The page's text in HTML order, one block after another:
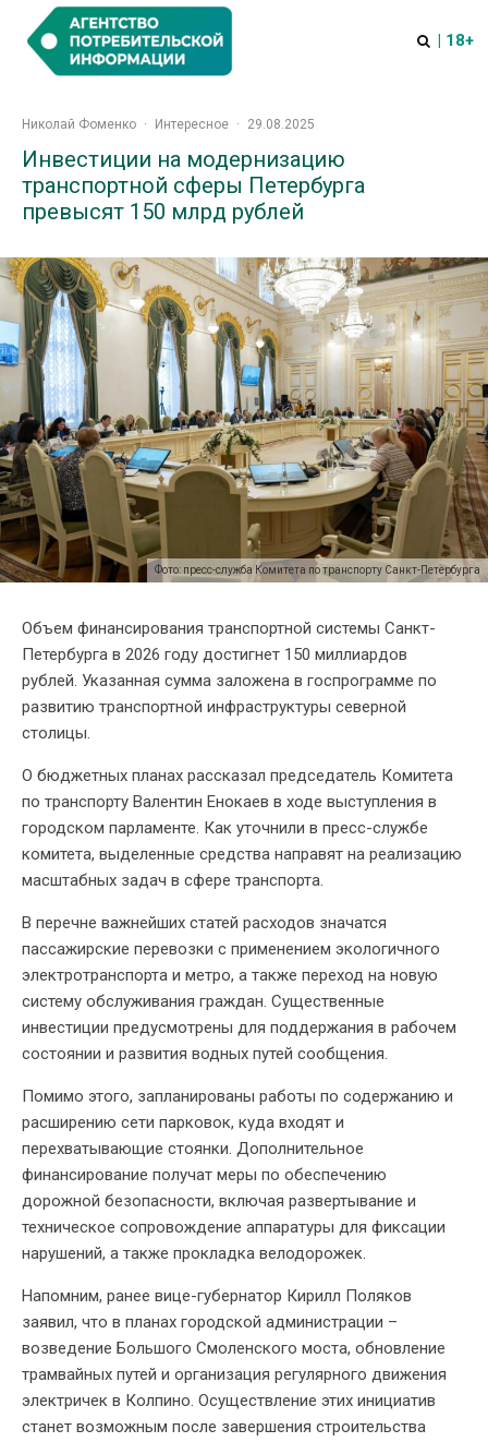
| 18+
Николай Фоменко · Интересное · 29.08.2025
Инвестиции на модернизацию
транспортной сферы Петербурга
превысят 150 млрд рублей
Фото: пресс-служба Комитета по транспорту Санкт-Петербурга
Объем финансирования транспортной системы Санкт-
Петербурга в 2026 году достигнет 150 миллиардов
рублей. Указанная сумма заложена в госпрограмме по
развитию транспортной инфраструктуры северной
столицы.
О бюджетных планах рассказал председатель Комитета
по транспорту Валентин Енокаев в ходе выступления в
городском парламенте. Как уточнили в пресс-службе
комитета, выделенные средства направят на реализацию
масштабных задач в сфере транспорта.
В перечне важнейших статей расходов значатся
пассажирские перевозки с применением экологичного
электротранспорта и метро, а также переход на новую
систему обслуживания граждан. Существенные
инвестиции предусмотрены для поддержания в рабочем
состоянии и развития водных путей сообщения.
Помимо этого, запланированы работы по содержанию и
расширению сети парковок, куда входят и
перехватывающие стоянки. Дополнительное
финансирование получат меры по обеспечению
дорожной безопасности, включая развертывание и
техническое сопровождение аппаратуры для фиксации
нарушений, а также прокладка велодорожек.
Напомним, ранее вице-губернатор Кирилл Поляков
заявил, что в планах городской администрации –
возведение Большого Смоленского моста, обновление
трамвайных путей и организация регулярного движения
электричек в Колпино. Осуществление этих инициатив
станет возможным после завершения строительства